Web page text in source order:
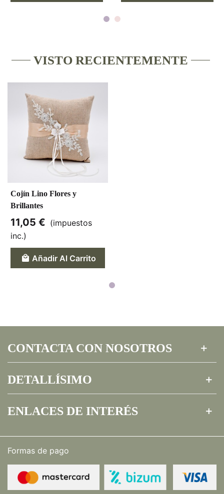
VISTO RECIENTEMENTE
Cojín Lino Flores y
Brillantes
11,05 € (impuestos
inc.)
Añadir Al Carrito
CONTACTA CON NOSOTROS
DETALLÍSIMO
ENLACES DE INTERÉS
Formas de pago